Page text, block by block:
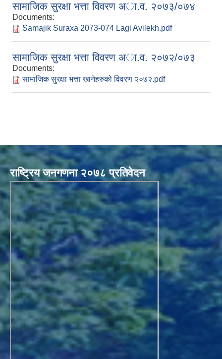
सामाजिक सुरक्षा भत्ता विवरण अा‍.व. २०७३/०७४
Documents:
Samajik Suraxa 2073-074 Lagi Avilekh.pdf
सामाजिक सुरक्षा भत्ता विवरण अा‍.व. २०७२/०७३
Documents:
सामाजिक सुरक्षा भत्ता खानेहरुको विवरण २०७२.pdf
राष्ट्रिय जनगणना २०७८ प्रतिवेदन